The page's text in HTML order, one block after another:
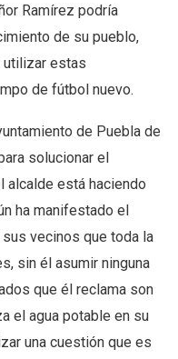
Ramírez podría
de su pueblo,
utilizar estas
de fútbol nuevo.
de Puebla de
solucionar el
alcalde está haciendo
ha manifestado el
vecinos que toda la
sin él asumir ninguna
que él reclama son
el agua potable en su
una cuestión que es